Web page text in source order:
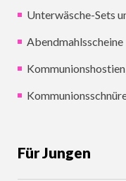
Unterwäsche-Sets
Abendmahlsscheine
Für Jungen